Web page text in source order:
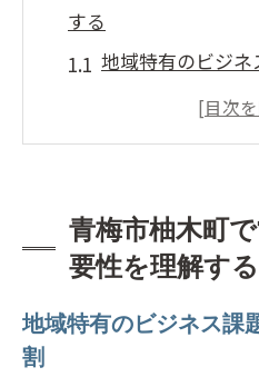
する
地域特有のビジ
営業サポートが
顧客ニーズに応え
性
競争力強化のため
営業サポートを
青梅市柚木町
要性を理解する
地域特有のビジネス課
割